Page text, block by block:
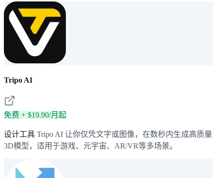
Tripo AI
免费 + $19.90/月起
设计工具 Tripo AI 让你仅凭文字或图像，在数秒内生成高质量
3D模型，适用于游戏、元宇宙、AR/VR等多场景。